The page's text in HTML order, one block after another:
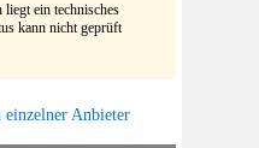
liegt ein technisches
kann nicht geprüft